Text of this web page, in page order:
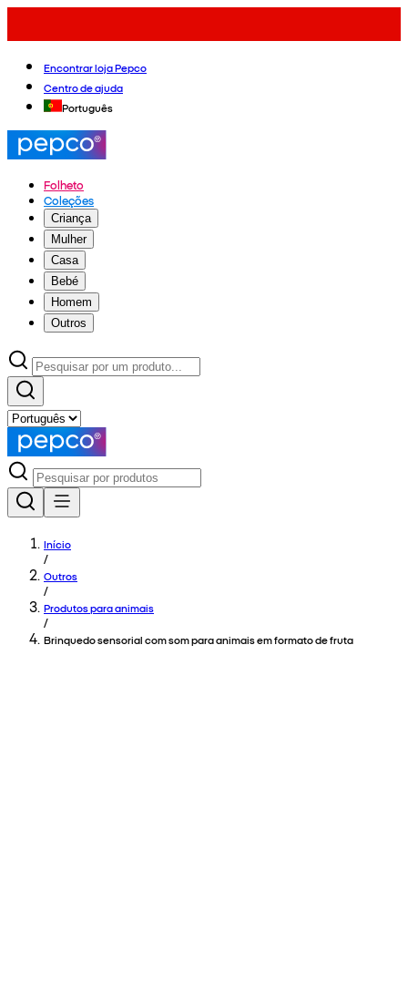
Encontrar loja Pepco
Centro de ajuda
Português
Folheto
Coleções
Criança
Mulher
Casa
Bebé
Homem
Outros
Início
/
Outros
/
Produtos para animais
/
Brinquedo sensorial com som para animais em formato de fruta